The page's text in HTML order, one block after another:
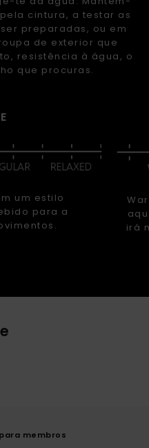
cintura, a testar as
preparadas, ou em
de exterior que
resistência à água, o
que procuras.
um estilo
para a
irá
membros